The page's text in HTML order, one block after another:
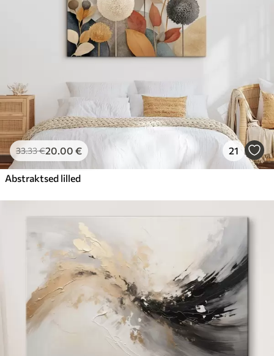
33.33€20.00 € 21
Abstraktsed lilled